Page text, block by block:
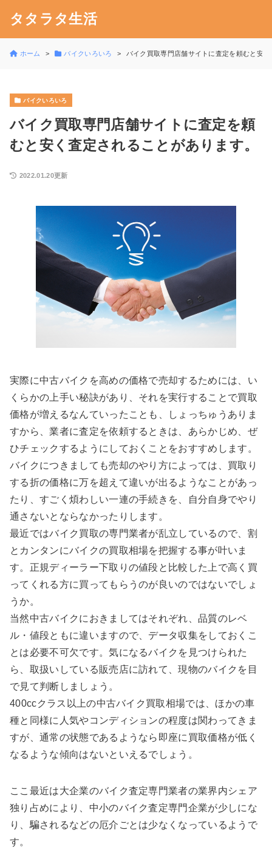
タタラタ生活
ホーム バイクいろいろ バイク買取専門店舗サイトに査定を頼むと安
バイクいろいろ
バイク買取専門店舗サイトに査定を頼
むと安く査定されることがあります。
2022.01.20更新
実際に中古バイクを高めの価格で売却するためには、い
くらかの上手い秘訣があり、それを実行することで買取
価格が増えるなんていったことも、しょっちゅうありま
すから、業者に査定を依頼するときは、あらかじめ、ぜ
ひチェックするようにしておくことをおすすめします。
バイクにつきましても売却のやり方によっては、買取り
する折の価格に万を超えて違いが出るようなことがあっ
たり、すごく煩わしい一連の手続きを、自分自身でやり
通さないとならなかったりします。
最近ではバイク買取の専門業者が乱立しているので、割
とカンタンにバイクの買取相場を把握する事が叶いま
す。正規ディーラー下取りの値段と比較した上で高く買
ってくれる方に買ってもらうのが良いのではないでしょ
うか。
当然中古バイクにおきましてはそれぞれ、品質のレベ
ル・値段ともに違いますので、データ収集をしておくこ
とは必要不可欠です。気になるバイクを見つけられた
ら、取扱いしている販売店に訪れて、現物のバイクを目
で見て判断しましょう。
400ccクラス以上の中古バイク買取相場では、ほかの車
種と同様に人気やコンディションの程度は関わってきま
すが、通常の状態であるようなら即座に買取価格が低く
なるような傾向はないといえるでしょう。
ここ最近は大企業のバイク査定専門業者の業界内シェア
独り占めにより、中小のバイク査定専門企業が少しにな
り、騙されるなどの厄介ごとは少なくなっているようで
す。